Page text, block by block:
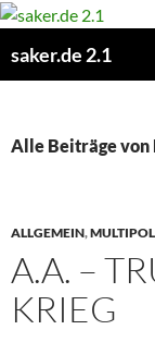
Zum
springen
saker.de 2.1
Alle Beiträge von
ALLGEMEIN,
A.A. –
KRIEG